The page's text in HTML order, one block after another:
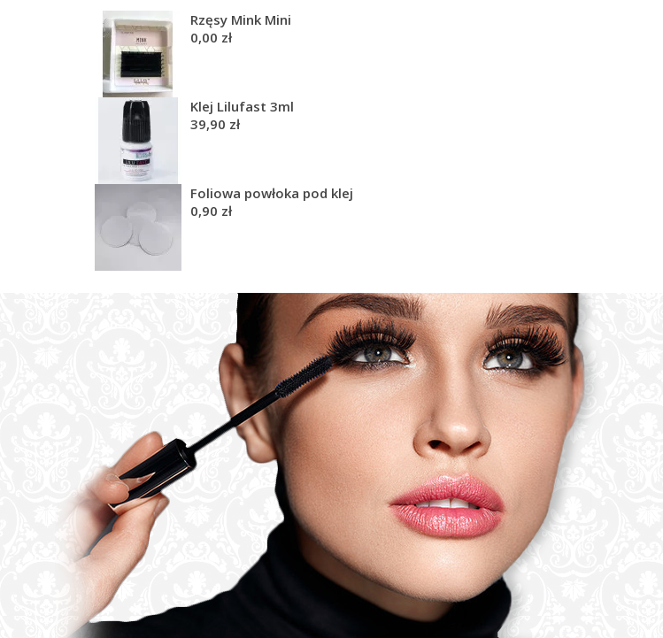
Rzęsy Mink Mini
0,00 zł
Klej Lilufast 3ml
39,90 zł
Foliowa powłoka pod klej
0,90 zł